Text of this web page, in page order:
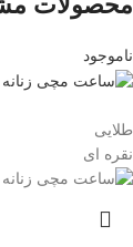
ناموجود
طلایی
نقره ای